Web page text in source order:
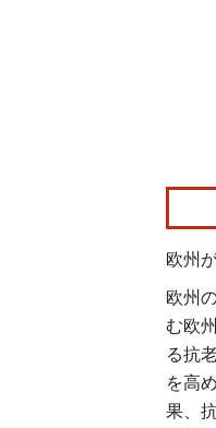
画像 ©
欧州
欧州
む欧
る抗
を高
果、